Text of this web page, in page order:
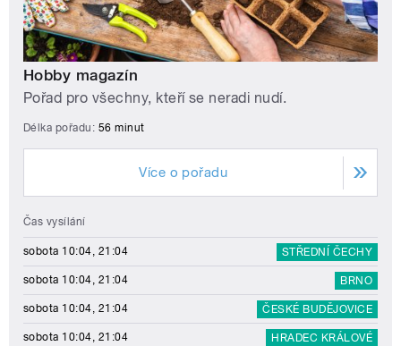
Hobby magazín
Pořad pro všechny, kteří se neradi nudí.
Délka pořadu: 56 minut
Více o pořadu
Čas vysílání
sobota 10:04, 21:04 STŘEDNÍ ČECHY
sobota 10:04, 21:04 BRNO
sobota 10:04, 21:04 ČESKÉ BUDĚJOVICE
sobota 10:04, 21:04 HRADEC KRÁLOVÉ